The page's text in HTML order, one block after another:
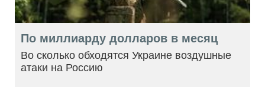
По миллиарду долларов в месяц
Во сколько обходятся Украине воздушные
атаки на Россию